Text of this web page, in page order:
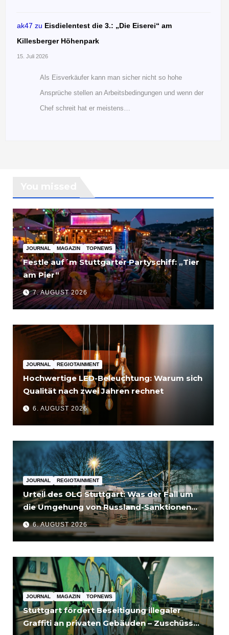
ak47 zu Eisdielentest die 3.: „Die Eiserei“ am
Killesberger Höhenpark
15. Juli 2026
Als Eisverkäufer kann man sicher nicht so hohe
Ansprüche stellen an Arbeitsbedingungen und wenn der
Chef schreit hat er meistens…
JOURNAL MAGAZIN TOPNEWS
Festle auf´m Stuttgarter Partyschiff: „Tier
am Pier“
7. AUGUST 2026
JOURNAL REGIOTAINMENT
Hochwertige LED-Beleuchtung: Warum sich
Qualität nach zwei Jahren rechnet
6. AUGUST 2026
JOURNAL REGIOTAINMENT
Urteil des OLG Stuttgart: Was der Fall um
die Umgehung von Russland-Sanktionen
für Unternehmen bedeutet
6. AUGUST 2026
JOURNAL MAGAZIN TOPNEWS
Stuttgart fördert Beseitigung illegaler
Graffiti an privaten Gebäuden – Zuschüsse